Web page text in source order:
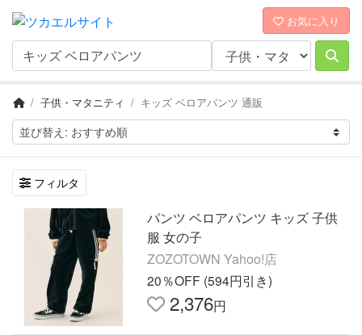
お気に入り
子供・マタニティ キッズ ベロアパンツ 通販
フィルタ
パンツ ベロアパンツ キッズ 子供
服 女の子
ZOZOTOWN Yahoo!店
20％OFF (594円引き)
2,376円